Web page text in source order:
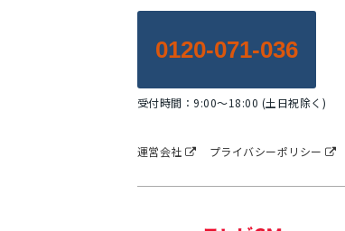
0120-071-036
受付時間：9:00～18:00 (土日祝除く)
運営会社 プライバシーポリシー